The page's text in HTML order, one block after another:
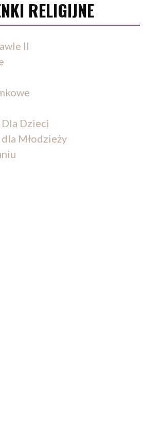
RELIGIJNE
II
Dzieci
Młodzieży